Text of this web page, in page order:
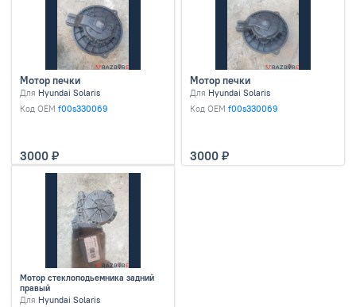
Мотор печки
Для Hyundai Solaris
Код OEM f00s330069
3000
Мотор печки
Для Hyundai Solaris
Код OEM f00s330069
3000
Мотор стеклоподьемника задний
правый
Для Hyundai Solaris